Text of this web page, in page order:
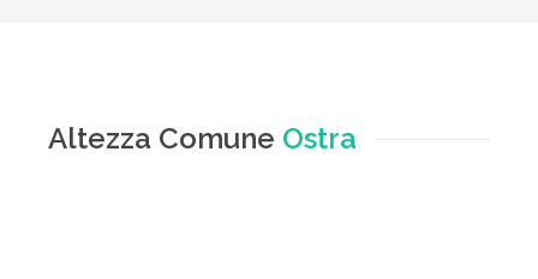
Altezza Comune Ostra